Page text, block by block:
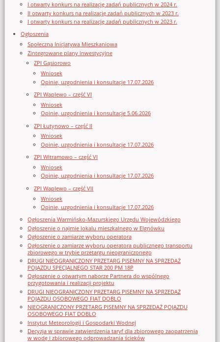
I otwarty konkurs na realizację zadań publicznych w 2024 r.
II otwarty konkurs na realizację zadań publicznych w 2023 r.
I otwarty konkurs na realizację zadań publicznych w 2023 r.
Ogłoszenia
Społeczna Inicjatywa Mieszkaniowa
Zintegrowane plany inwestycyjne
ZPI Gąsiorowo
Wniosek
Opinie, uzgodnienia i konsultacje 17.07.2026
ZPI Waplewo – część VI
Wniosek
Opinie, uzgodnienia i konsultacje 5.06.2026
ZPI Łutynowo – część II
Wniosek
Opinie, uzgodnienia i konsultacje 17.07.2026
ZPI Witramowo – część VI
Wniosek
Opinie, uzgodnienia i konsultacje 17.07.2026
ZPI Waplewo – część VII
Wniosek
Opinie, uzgodnienia i konsultacje 17.07.2026
Ogłoszenia Warmińsko-Mazurskiego Urzędu Wojewódzkiego
Ogłoszenie o najmie lokalu mieszkalnego w Elgnówku
Ogłoszenie o zamiarze wyboru operatora
Ogłoszenie o zamiarze wyboru operatora publicznego transportu
zbiorowego w trybie przetargu nieograniczonego
DRUGI NIEOGRANICZONY PRZETARG PISEMNY NA SPRZEDAŻ
POJAZDU SPECJALNEGO STAR 200 PM 18P
Ogłoszenie o otwartym naborze Partnera do wspólnego
przygotowania i realizacji projektu
DRUGI NIEOGRANICZONY PRZETARG PISEMNY NA SPRZEDAŻ
POJAZDU OSOBOWEGO FIAT DOBLO
NIEOGRANICZONY PRZETARG PISEMNY NA SPRZEDAŻ POJAZDU
OSOBOWEGO FIAT DOBLO
Instytut Meteorologii i Gospodarki Wodnej
Decyzja w sprawie zatwierdzenia taryf dla zbiorowego zaopatrzenia
w wodę i zbiorowego odprowadzania ścieków